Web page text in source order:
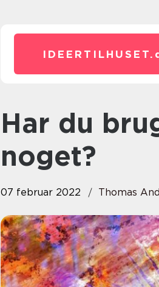
IDEERTILHUSET.
Har du brug for at få malet
noget?
07 februar 2022 Thomas